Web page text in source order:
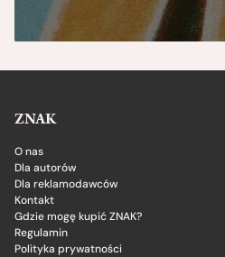
ZNAK
O nas
Dla autorów
Dla reklamodawców
Kontakt
Gdzie mogę kupić ZNAK?
Regulamin
Polityka prywatności